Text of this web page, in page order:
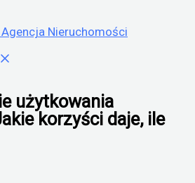
użytkowania
korzyści daje, ile